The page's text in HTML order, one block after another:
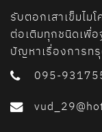
รับตอกเสาเข็มไม
ต่อเติมทุกชนิดเพื่
ปัญหาเรื่องการท
095-